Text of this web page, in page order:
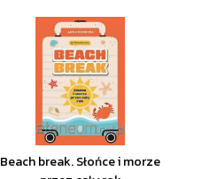
Beach break. Słońce i morze